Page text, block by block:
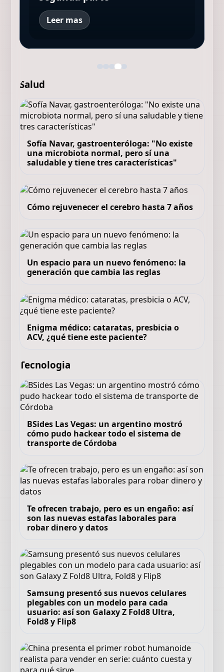
Leer mas
Salud
Sofía Navar, gastroenteróloga: "No existe
una microbiota normal, pero sí una
saludable y tiene tres características"
Cómo rejuvenecer el cerebro hasta 7 años
Un espacio para un nuevo fenómeno: la
generación que cambia las reglas
Enigma médico: cataratas, presbicia o
ACV, ¿qué tiene este paciente?
Tecnologia
BSides Las Vegas: un argentino mostró
cómo pudo hackear todo el sistema de
transporte de Córdoba
Te ofrecen trabajo, pero es un engaño: así
son las nuevas estafas laborales para
robar dinero y datos
Samsung presentó sus nuevos celulares
plegables con un modelo para cada
usuario: así son Galaxy Z Fold8 Ultra,
Fold8 y Flip8